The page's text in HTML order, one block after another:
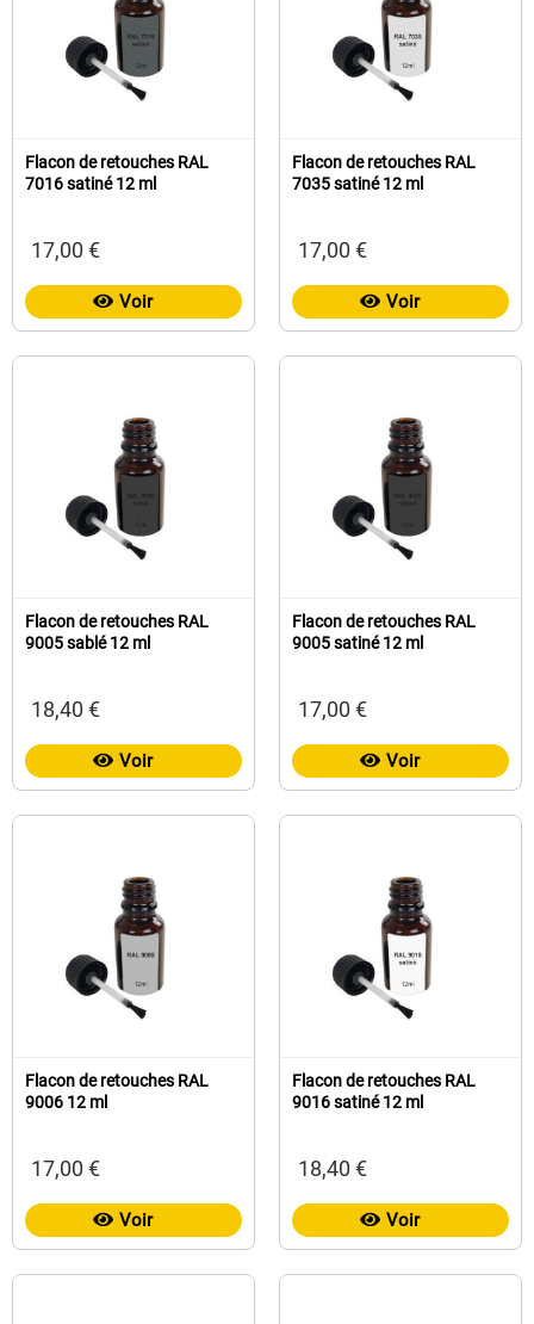
Flacon de retouches RAL
7016 satiné 12 ml
17,00 €
Voir
Flacon de retouches RAL
7035 satiné 12 ml
17,00 €
Voir
Flacon de retouches RAL
9005 sablé 12 ml
18,40 €
Voir
Flacon de retouches RAL
9005 satiné 12 ml
17,00 €
Voir
Flacon de retouches RAL
9006 12 ml
17,00 €
Voir
Flacon de retouches RAL
9016 satiné 12 ml
18,40 €
Voir